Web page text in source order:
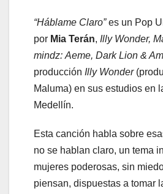
“Háblame Claro”es un Pop
por Mia Terán, Illy Wonder,
mindz: Aeme, Dark Lion &
producción Illy Wonder
Maluma) en sus estudios en
Medellín.
Esta canción habla sobre
no se hablan claro, un tema
mujeres poderosas, sin
piensan, dispuestas a tomar